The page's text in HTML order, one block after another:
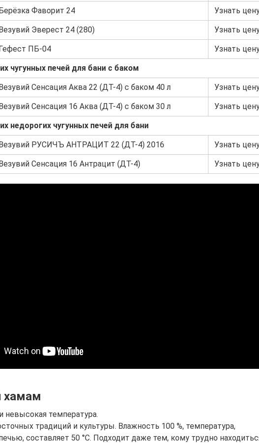
Фаворит 24 Узнать
Эверест 24 (280) Узнать
ПБ-04 Узнать
чугунных печей для бани с баком
Сенсация Аква 22 (ДТ-4) с баком 40 л Узнать
Сенсация 16 Аква (ДТ-4) с баком 30 л Узнать
недорогих чугунных печей для бани
РУСИЧЪ АНТРАЦИТ 22 (ДТ-4) 2016 Узнать
Сенсация 16 Антрацит (ДТ-4) Узнать
хамам
невысокая температура.
традиций и культуры. Влажность 100 %, температура,
составляет 50 °С. Подходит даже тем, кому трудно